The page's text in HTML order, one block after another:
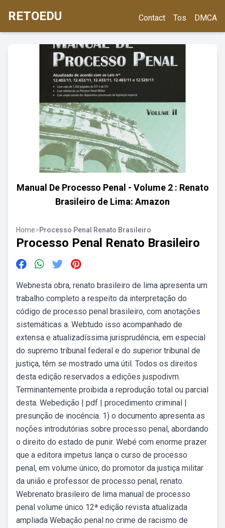
RETOEDU Contact Tos DMCA
Manual De Processo Penal - Volume 2 : Renato
Brasileiro de Lima: Amazon
Home>Processo Penal Renato Brasileiro
Processo Penal Renato Brasileiro
Webnesta obra, renato brasileiro de lima apresenta um
trabalho completo a respeito da interpretação do
código de processo penal brasileiro, com anotações
sistemáticas a. Webtudo isso acompanhado de
extensa e atualizadíssima jurisprudência, em especial
do supremo tribunal federal e do superior tribunal de
justiça, têm se mostrado uma útil. Todos os direitos
desta edição reservados a edições juspodivm.
Terminantemente proibida a reprodução total ou parcial
desta. Webedição | pdf | procedimento criminal |
presunção de inocência. 1) o documento apresenta as
noções introdutórias sobre processo penal, abordando
o direito do estado de punir. Webé com enorme prazer
que a editora impetus lança o curso de processo
penal, em volume único, do promotor da justiça militar
da união e professor de processo penal, renato.
Webrenato brasileiro de lima manual de processo
penal volume único 12ª edição revista atualizada
ampliada Webação penal no crime de racismo de